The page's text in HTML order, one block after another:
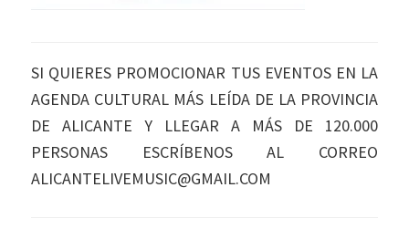
SI QUIERES PROMOCIONAR TUS EVENTOS EN LA
AGENDA CULTURAL MÁS LEÍDA DE LA PROVINCIA
DE ALICANTE Y LLEGAR A MÁS DE 120.000
PERSONAS ESCRÍBENOS AL CORREO
ALICANTELIVEMUSIC@GMAIL.COM